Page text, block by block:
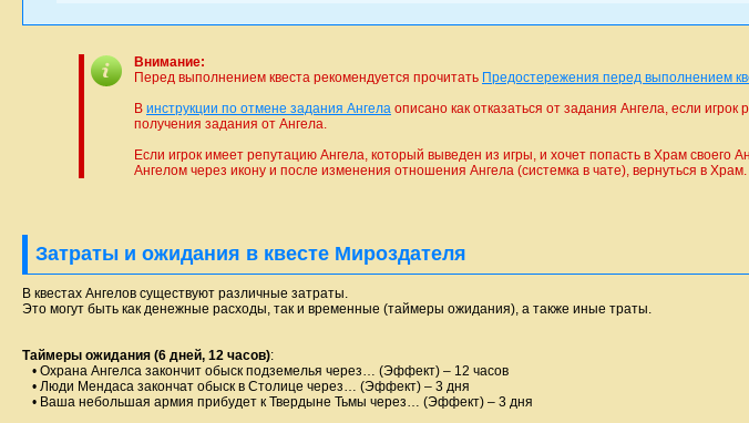
Внимание:
Перед выполнением квеста рекомендуется прочитать Предостережения перед выполнением
В инструкции по отмене задания Ангела описано как отказаться от задания Ангела, если
получения задания от Ангела.
Если игрок имеет репутацию Ангела, который выведен из игры, и хочет попасть в Храм своего
Ангелом через икону и после изменения отношения Ангела (системка в чате), вернуться в Храм.
Затраты и ожидания в квесте Мироздателя
В квестах Ангелов существуют различные затраты.
Это могут быть как денежные расходы, так и временные (таймеры ожидания), а также иные траты.
Таймеры ожидания (6 дней, 12 часов):
• Охрана Ангелса закончит обыск подземелья через… (Эффект) – 12 часов
• Люди Мендаса закончат обыск в Столице через… (Эффект) – 3 дня
• Ваша небольшая армия прибудет к Твердыне Тьмы через… (Эффект) – 3 дня